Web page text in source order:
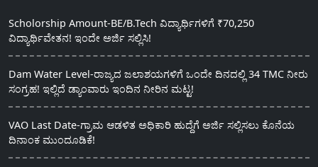
Scholorship Amount-BE/B.Tech ವಿದ್ಯಾರ್ಥಿಗಳಿಗೆ ₹70,250
ವಿದ್ಯಾರ್ಥಿವೇತನ! ಇಂದೇ ಅರ್ಜಿ ಸಲ್ಲಿಸಿ!
Dam Water Level-ರಾಜ್ಯದ ಜಲಾಶಯಗಳಿಗೆ ಒಂದೇ ದಿನದಲ್ಲಿ 34 TMC ನೀರು
ಸಂಗ್ರಹ! ಇಲ್ಲಿದೆ ಡ್ಯಾಂವಾರು ಇಂದಿನ ನೀರಿನ ಮಟ್ಟ!
VAO Last Date-ಗ್ರಾಮ ಆಡಳಿತ ಅಧಿಕಾರಿ ಹುದ್ದೆಗೆ ಅರ್ಜಿ ಸಲ್ಲಿಸಲು ಕೊನೆಯ
ದಿನಾಂಕ ಮುಂದೂಡಿಕೆ!